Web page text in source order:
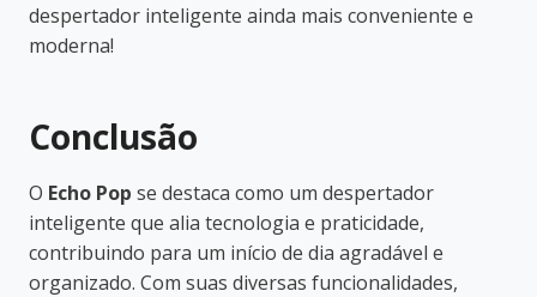
despertador inteligente ainda mais conveniente e
moderna!
Conclusão
O Echo Pop se destaca como um despertador
inteligente que alia tecnologia e praticidade,
contribuindo para um início de dia agradável e
organizado. Com suas diversas funcionalidades,